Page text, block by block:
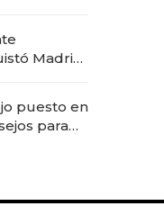
Madrid:
apertura
puesto en
para